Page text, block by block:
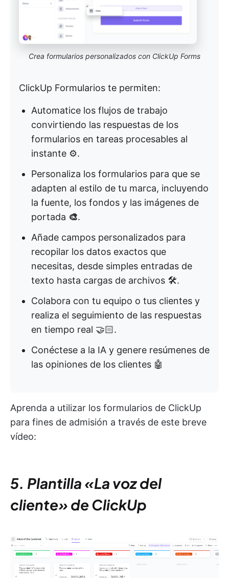
Crea formularios personalizados con ClickUp Forms
ClickUp Formularios te permiten:
Automatice los flujos de trabajo
convirtiendo las respuestas de los
formularios en tareas procesables al
instante ⚙️.
Personaliza los formularios para que se
adapten al estilo de tu marca, incluyendo
la fuente, los fondos y las imágenes de
portada 🎨.
Añade campos personalizados para
recopilar los datos exactos que
necesitas, desde simples entradas de
texto hasta cargas de archivos 🛠️.
Colabora con tu equipo o tus clientes y
realiza el seguimiento de las respuestas
en tiempo real 🤝🏻.
Conéctese a la IA y genere resúmenes de
las opiniones de los clientes 🤖
Aprenda a utilizar los formularios de ClickUp
para fines de admisión a través de este breve
vídeo:
5. Plantilla «La voz del
cliente» de ClickUp